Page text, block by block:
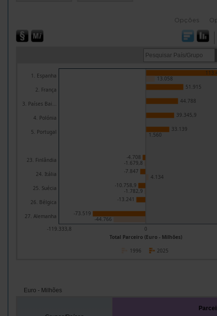
Opções
Total Parceiro (Euro - Milhões)
-119.333,8 0
1. Espanha
2. França
3. Países Bai...
4. Polónia
5. Portugal
23. Finlândia
24. Itália
25. Suécia
26. Bélgica
27. Alemanha
51.915
44.788
39.345,9
33.139
-4.708
-7.847
-10.758,9
-13.241
-73.519
13.058
1.560
-1.679,8
4.134
-1.782,9
-44.766
2025
1996
Euro - Milhões